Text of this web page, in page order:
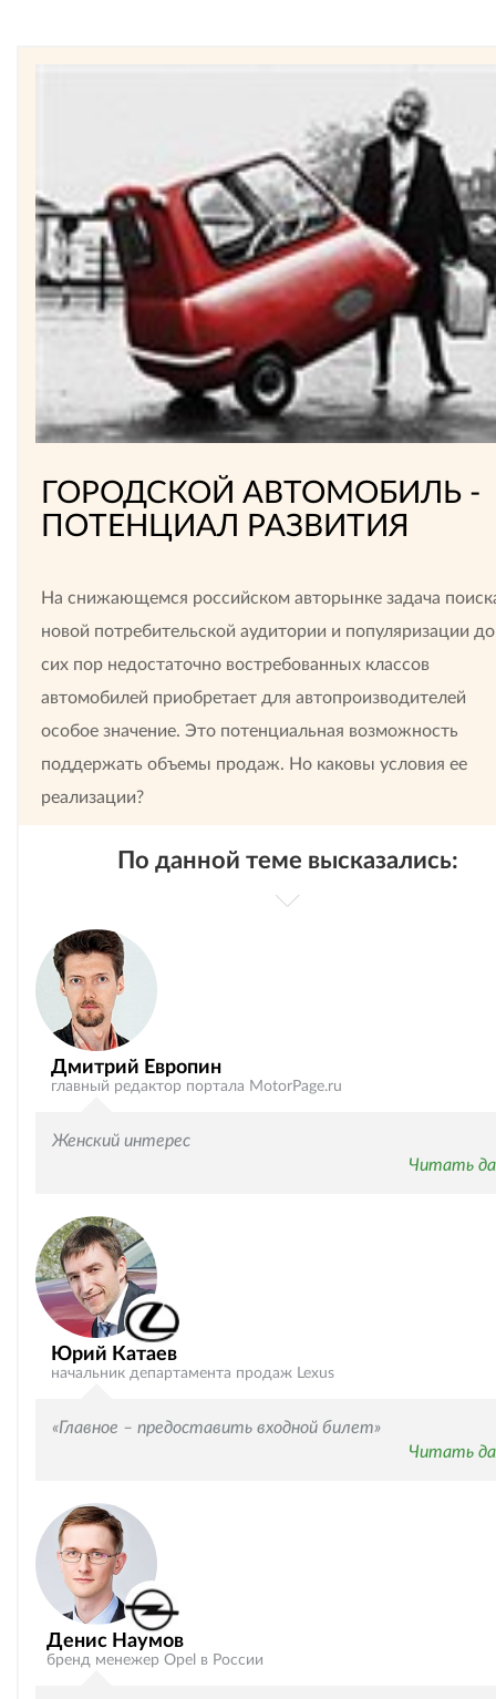
ГОРОДСКОЙ АВТОМОБИЛЬ -
ПОТЕНЦИАЛ РАЗВИТИЯ
На снижающемся российском авторынке задача
новой потребительской аудитории и популяризации до
сих пор недостаточно востребованных классов
автомобилей приобретает для автопроизводителей
особое значение. Это потенциальная возможность
поддержать объемы продаж. Но каковы условия ее
реализации?
По данной теме высказались:
Дмитрий Европин
главный редактор портала MotorPage.ru
Женский интерес
Читать
Юрий Катаев
начальник департамента продаж Lexus
«Главное – предоставить входной билет»
Читать
Денис Наумов
бренд менежер Opel в России